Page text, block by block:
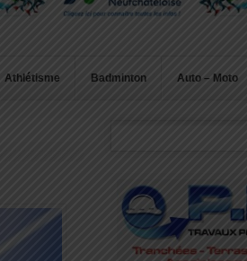
Athlétisme Badminton Auto – Moto